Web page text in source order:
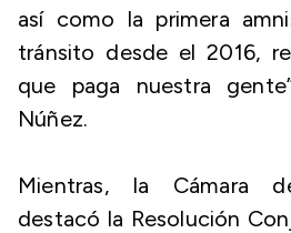
así como la primera
tránsito desde el 2016,
que paga nuestra
Núñez.
Mientras, la Cámara
destacó la Resolución